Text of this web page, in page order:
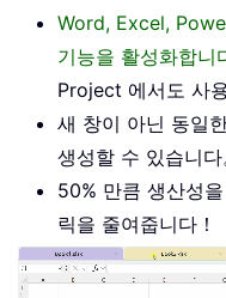
Word, Excel,
기능을 활성화합니
Project 에서도 사
새 창이 아닌 동일
생성할 수 있습니다
50% 만큼 생산성
릭을 줄여줍니다！